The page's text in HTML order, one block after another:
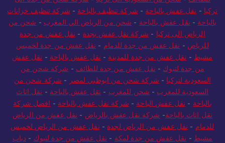
تركيا - نقل عفش بالباحة - شركة تنظيف بالباحة - شركة تنظيف خزانات
بالباحة - نقل عفش بالباحة - شحن من الرياض الي المغرب - شحن من
الرياض الى تركيا - شركة نقل عفش بجدة - نقل عفش من جدة
للرياض - نقل عفش من جدة للدمام - نقل عفش من جدة لخميس
مشيط - نقل عفش من جدة للمدينة - نقل عفش بالباحة - نقل عفش
من جدة لتبوك - نقل عفش من جدة للطائف - شركة شحن من
السعودية لتركيا - شركة شحن من ابوظبي لمصر - شركة شحن من
السعودية للمغرب - شحن للمغرب - نقل عفش بالباحة - نقل اثاث
بالباحة - نقل عفش الباحة - شركة نقل عفش بالباحة - افضل شركة
نقل اثاث بالباحة- شركة نقل عفش بالرياض - نقل عفش من الرياض
للدمام - نقل عفش من الرياض لجدة - نقل عفش من الرياض لخميس
مشيط - نقل عفش من جدة لمكة - نقل عفش من جدة لتبوك - دباب